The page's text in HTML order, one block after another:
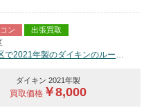
ン
出張買取
東京都新宿区で2021年製のダイキンのルームエアコン【中古品】を買取しました。
ダイキン 2021年製
買取価格￥8,000